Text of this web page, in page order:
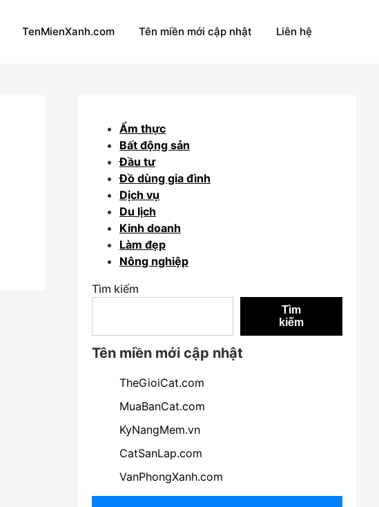
TenMienXanh.com Tên miền mới cập nhật Liên hệ
Ẩm thực
Bất động sản
Đầu tư
Đồ dùng gia đình
Dịch vụ
Du lịch
Kinh doanh
Làm đẹp
Nông nghiệp
Tìm kiếm
Tìm
kiếm
Tên miền mới cập nhật
TheGioiCat.com
MuaBanCat.com
KyNangMem.vn
CatSanLap.com
VanPhongXanh.com